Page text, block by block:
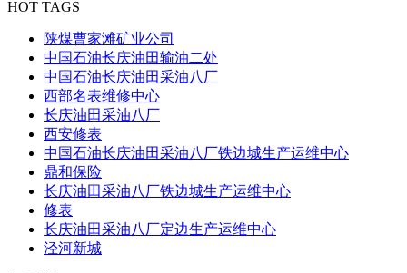
HOT TAGS
陕煤曹家滩矿业公司
中国石油长庆油田输油二处
中国石油长庆油田采油八厂
西部名表维修中心
长庆油田采油八厂
西安修表
中国石油长庆油田采油八厂铁边城生产运维中心
鼎和保险
长庆油田采油八厂铁边城生产运维中心
修表
长庆油田采油八厂定边生产运维中心
泾河新城